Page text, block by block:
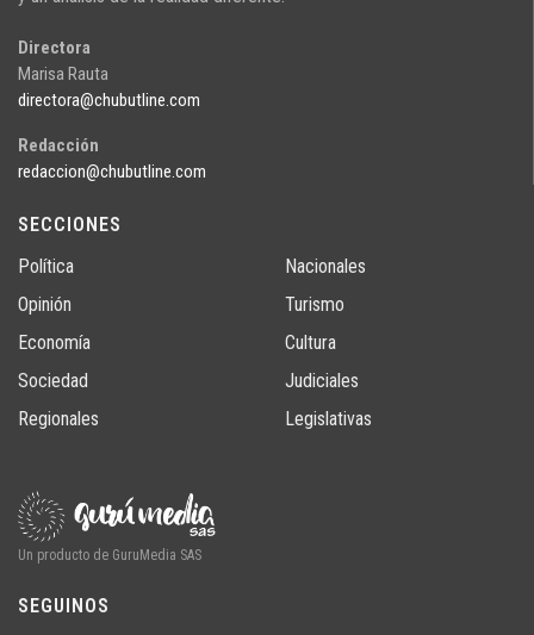
Directora
Marisa Rauta
directora@chubutline.com
Redacción
redaccion@chubutline.com
SECCIONES
Política
Opinión
Economía
Sociedad
Regionales
Nacionales
Turismo
Cultura
Judiciales
Legislativas
Un producto de GuruMedia SAS
SEGUINOS